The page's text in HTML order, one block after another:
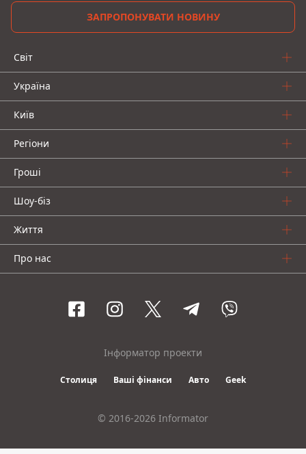
ЗАПРОПОНУВАТИ НОВИНУ
Світ
Україна
Київ
Регіони
Гроші
Шоу-біз
Життя
Про нас
Інформатор проекти
Столиця Ваші фінанси Авто Geek
© 2016-2026 Informator